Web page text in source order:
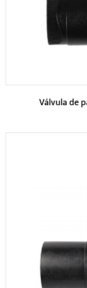
A válvula possui
pouco
Válvula de